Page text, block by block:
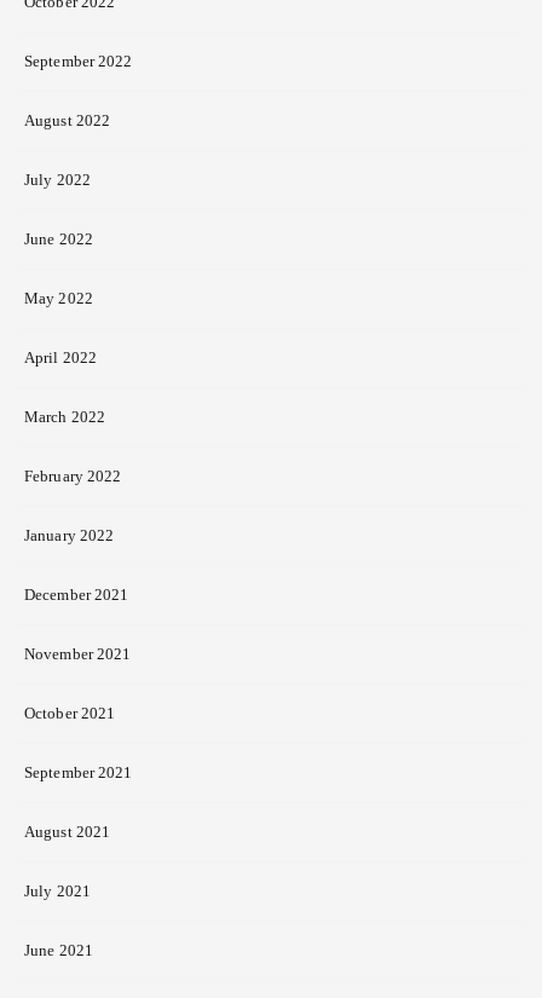
September 2022
August 2022
July 2022
June 2022
May 2022
April 2022
March 2022
February 2022
January 2022
December 2021
November 2021
October 2021
September 2021
August 2021
July 2021
June 2021